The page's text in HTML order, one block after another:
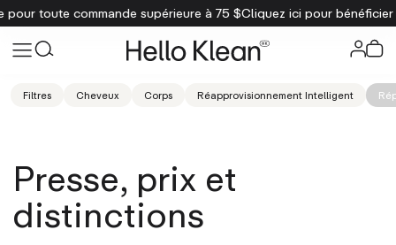
toute commande supérieure à 75 $Cliquez ici pour bénéficier
Filtres Cheveux Corps Réapprovisionnement Intelligent
Presse, prix et
distinctions